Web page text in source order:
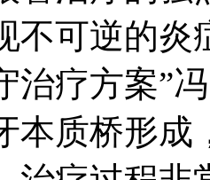
不可逆的炎
治疗方案”
本质桥形成